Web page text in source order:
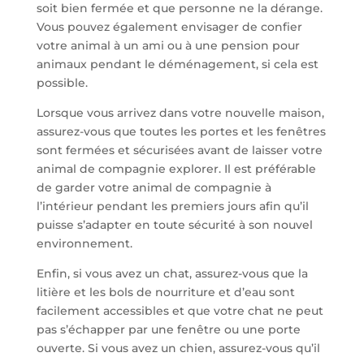
soit bien fermée et que personne ne la dérange.
Vous pouvez également envisager de confier
votre animal à un ami ou à une pension pour
animaux pendant le déménagement, si cela est
possible.
Lorsque vous arrivez dans votre nouvelle maison,
assurez-vous que toutes les portes et les fenêtres
sont fermées et sécurisées avant de laisser votre
animal de compagnie explorer. Il est préférable
de garder votre animal de compagnie à
l’intérieur pendant les premiers jours afin qu’il
puisse s’adapter en toute sécurité à son nouvel
environnement.
Enfin, si vous avez un chat, assurez-vous que la
litière et les bols de nourriture et d’eau sont
facilement accessibles et que votre chat ne peut
pas s’échapper par une fenêtre ou une porte
ouverte. Si vous avez un chien, assurez-vous qu’il